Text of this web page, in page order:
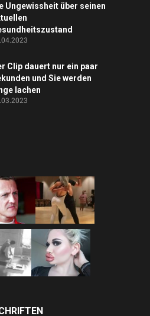
Ungewissheit über seinen
Clip dauert nur ein paar
und Sie werden
lachen